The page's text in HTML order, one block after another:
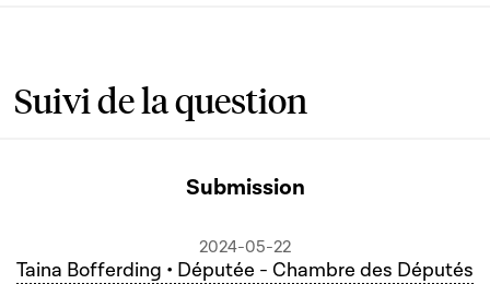
Suivi de la question
Submission
2024-05-22
Taina Bofferding • Députée - Chambre des Députés